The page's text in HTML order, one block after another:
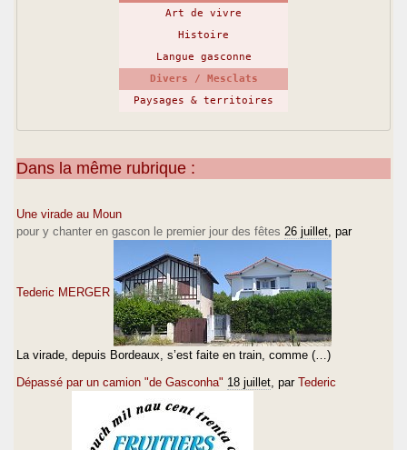
Art de vivre
Histoire
Langue gasconne
Divers / Mesclats
Paysages & territoires
Dans la même rubrique :
Une virade au Moun
pour y chanter en gascon le premier jour des fêtes 26 juillet , par
Tederic MERGER
La virade, depuis Bordeaux, s’est faite en train, comme (…)
Dépassé par un camion "de Gasconha" 18 juillet , par Tederic